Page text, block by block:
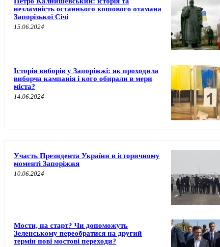
незламність останнього кошового отамана
Запорізької Січі
15.06.2024
Історія виборів у Запоріжжі: як проходила
виборча кампанія і кого обирали в мери
міста?
14.06.2024
Участь Президента України в історичному
моменті Запоріжжя
10.06.2024
Мости, на старт? Чи допоможуть
Зеленському переобратися на другий
термін нові мостові переходи?